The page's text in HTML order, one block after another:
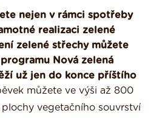
nejen v rámci spotřeby
realizaci zelené
zelené střechy můžete
Nová zelená
už jen do konce příštího
můžete ve výši až 800
vegetačního souvrství